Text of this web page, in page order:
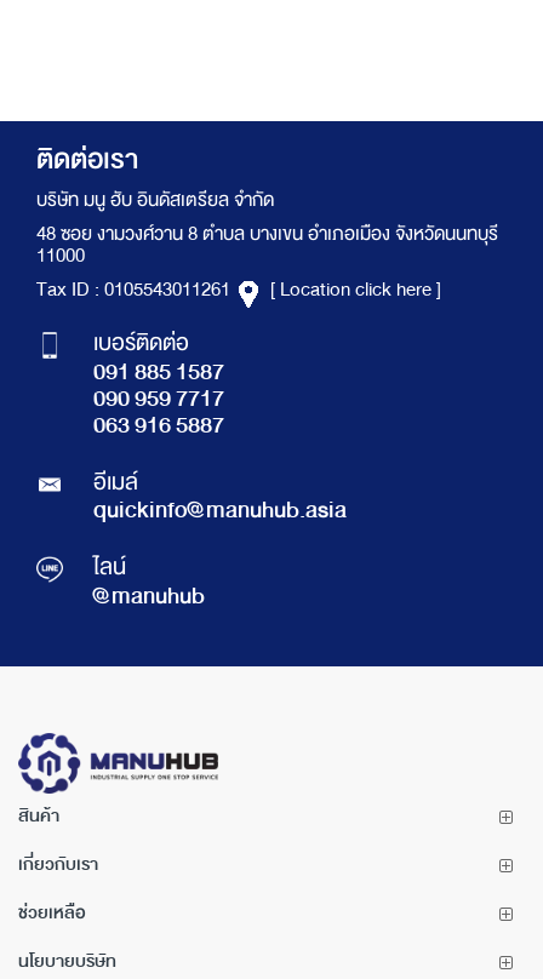
ติดต่อเรา
บริษัท มนู ฮับ อินดัสเตรียล จำกัด
48 ซอย งามวงศ์วาน 8 ตำบล บางเขน อำเภอเมือง จังหวัดนนทบุรี
11000
Tax ID : 0105543011261
[ Location click here ]
เบอร์ติดต่อ
091 885 1587
090 959 7717
063 916 5887
อีเมล์
quickinfo@manuhub.asia
ไลน์
@manuhub
สินค้า
เกี่ยวกับเรา
ช่วยเหลือ
นโยบายบริษัท